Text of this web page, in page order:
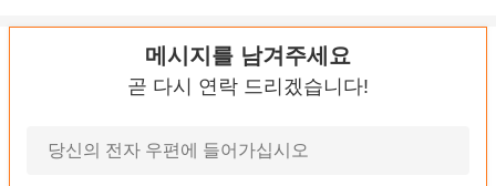
메시지를 남겨주세요
곧 다시 연락 드리겠습니다!